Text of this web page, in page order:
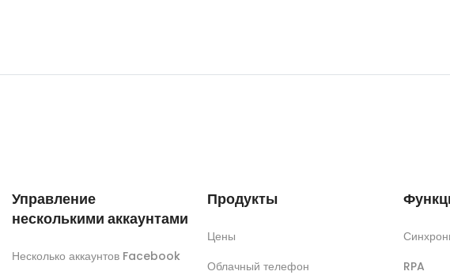
Управление
несколькими аккаунтами
Несколько аккаунтов Facebook
Продукты
Цены
Облачный телефон
RPA